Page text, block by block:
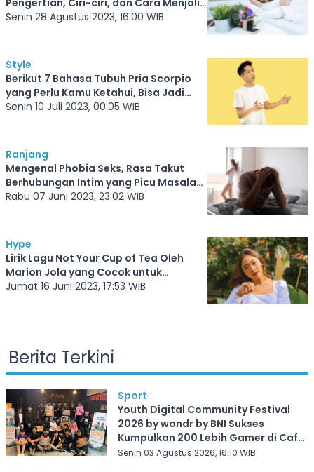
Pengertian, Ciri-ciri, dan Cara Menjalin
Hubungan
Senin 28 Agustus 2023, 16:00 WIB
Style
Berikut 7 Bahasa Tubuh Pria Scorpio
yang Perlu Kamu Ketahui, Bisa Jadi
Panduan Kamu Untuk Sukses Menjalin
Senin 10 Juli 2023, 00:05 WIB
Ranjang
Mengenal Phobia Seks, Rasa Takut
Berhubungan Intim yang Picu Masalah
Serius Soal Ranjang
Rabu 07 Juni 2023, 23:02 WIB
Hype
Lirik Lagu Not Your Cup of Tea Oleh
Marion Jola yang Cocok untuk
Mengakhiri Hubungan dengan
Jumat 16 Juni 2023, 17:53 WIB
Berita Terkini
Sport
Youth Digital Community Festival
2026 by wondr by BNI Sukses
Kumpulkan 200 Lebih Gamer di Cafe
Frekuensi Depok
Senin 03 Agustus 2026, 16:10 WIB